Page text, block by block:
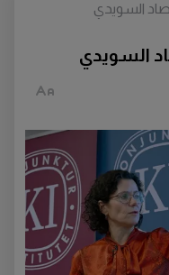
السويدي
السويدي